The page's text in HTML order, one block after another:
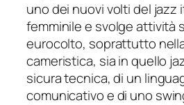
uno dei nuovi volti del jazz
femminile e svolge attività
eurocolto, soprattutto
cameristica, sia in quello
sicura tecnica, di un
comunicativo e di uno